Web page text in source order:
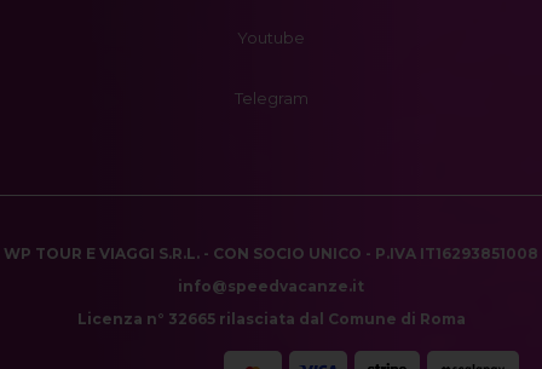
Youtube
Telegram
WP TOUR E VIAGGI S.R.L. - CON SOCIO UNICO - P.IVA IT16293851008
info@speedvacanze.it
Licenza n° 32665 rilasciata dal Comune di Roma